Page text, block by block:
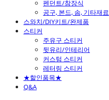
펜던트/참장식
공구, 본드, 솜, 기타재료
스와치/DIY키트/완제품
스티커
주유구 스티커
뒷유리/인테리어
커스텀 스티커
레터링 스티커
★할인품목★
Q&A